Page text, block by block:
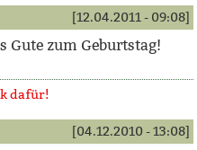
[12.04.2011 - 09:08]
Gute zum Geburtstag!
dafür!
[04.12.2010 - 13:08]